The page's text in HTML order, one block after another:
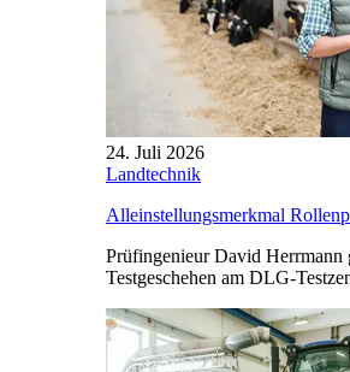
24. Juli 2026
Landtechnik
Alleinstellungsmerkmal
Prüfingenieur David Herrmann
Testgeschehen am DLG-